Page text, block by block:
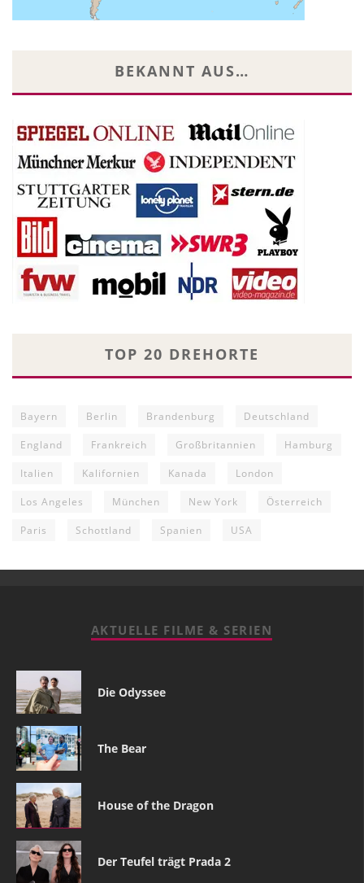
BEKANNT AUS…
TOP 20 DREHORTE
Bayern Berlin Brandenburg Deutschland
England Frankreich Großbritannien Hamburg
Italien Kalifornien Kanada London
Los Angeles München New York Österreich
Paris Schottland Spanien USA
AKTUELLE FILME & SERIEN
Die Odyssee
The Bear
House of the Dragon
Der Teufel trägt Prada 2